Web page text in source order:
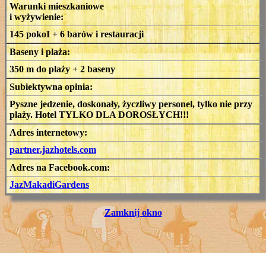
Warunki mieszkaniowe
i wyżywienie:
145 pokoI + 6 barów i restauracji
Baseny i plaża:
350 m do plaży + 2 baseny
Subiektywna opinia:
Pyszne jedzenie, doskonały, życzliwy personel, tylko nie przy
plaży. Hotel TYLKO DLA DOROSŁYCH!!!
Adres internetowy:
partner.jazhotels.com
Adres na Facebook.com:
JazMakadiGardens
Zamknij okno